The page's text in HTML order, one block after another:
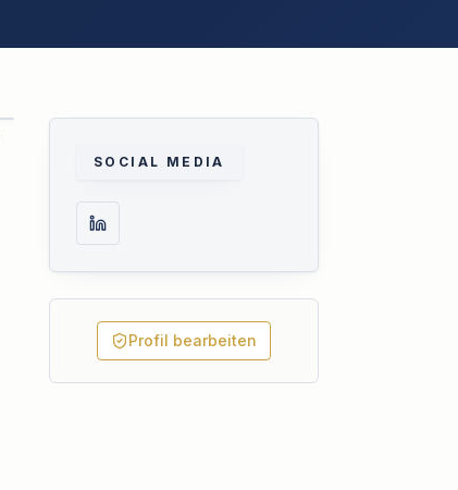
SOCIAL MEDIA
Profil bearbeiten